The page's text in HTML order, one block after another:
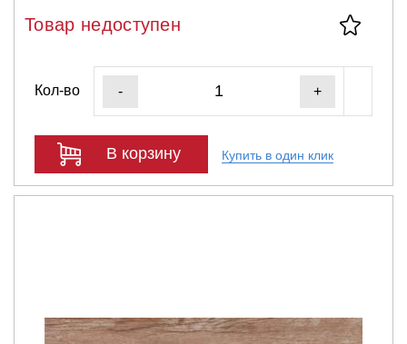
Товар недоступен
Кол-во - +
В корзину Купить в один клик